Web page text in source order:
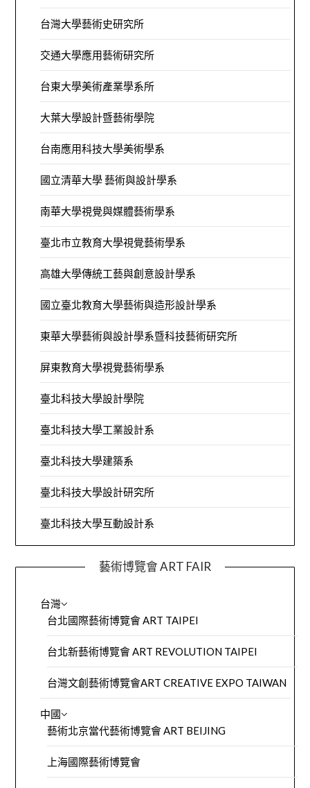
台灣大學藝術史研究所
交通大學應用藝術研究所
台東大學美術產業學系所
大葉大學設計暨藝術學院
台南應用科技大學美術學系
國立清華大學 藝術與設計學系
南華大學視覺與媒體藝術學系
臺北市立教育大學視覺藝術學系
高雄大學傳統工藝與創意設計學系
國立臺北教育大學藝術與造形設計學系
東華大學藝術與設計學系暨科技藝術研究所
屏東教育大學視覺藝術學系
臺北科技大學設計學院
臺北科技大學工業設計系
臺北科技大學建築系
臺北科技大學設計研究所
臺北科技大學互動設計系
藝術博覽會 ART FAIR
台灣
台北國際藝術博覽會 ART TAIPEI
台北新藝術博覽會 ART REVOLUTION TAIPEI
台灣文創藝術博覽會ART CREATIVE EXPO TAIWAN
中國
藝術北京當代藝術博覽會 ART BEIJING
上海國際藝術博覽會